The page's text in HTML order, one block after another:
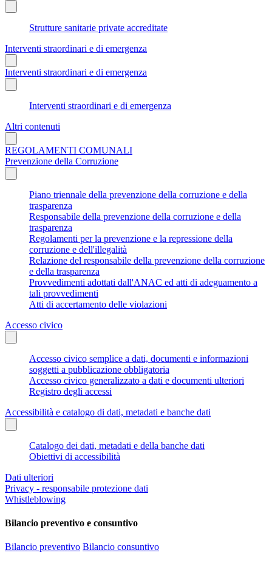
Strutture sanitarie private accreditate
Interventi straordinari e di emergenza
Interventi straordinari e di emergenza
Interventi straordinari e di emergenza
Altri contenuti
REGOLAMENTI COMUNALI
Prevenzione della Corruzione
Piano triennale della prevenzione della corruzione e della
trasparenza
Responsabile della prevenzione della corruzione e della
trasparenza
Regolamenti per la prevenzione e la repressione della
corruzione e dell'illegalità
Relazione del responsabile della prevenzione della corruzione
e della trasparenza
Provvedimenti adottati dall'ANAC ed atti di adeguamento a
tali provvedimenti
Atti di accertamento delle violazioni
Accesso civico
Accesso civico semplice a dati, documenti e informazioni
soggetti a pubblicazione obbligatoria
Accesso civico generalizzato a dati e documenti ulteriori
Registro degli accessi
Accessibilità e catalogo di dati, metadati e banche dati
Catalogo dei dati, metadati e della banche dati
Obiettivi di accessibilità
Dati ulteriori
Privacy - responsabile protezione dati
Whistleblowing
Bilancio preventivo e consuntivo
Bilancio preventivo Bilancio consuntivo